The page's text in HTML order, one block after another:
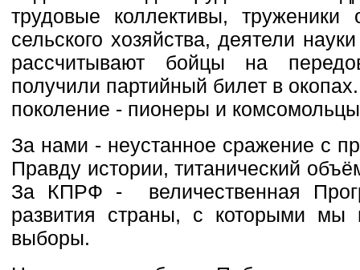
трудовые коллективы,
сельского хозяйства, деятели
рассчитывают бойцы на
получили партийный билет в
поколение - пионеры и
За нами - неустанное сражение с
Правду истории, титанический
За КПРФ - величественная
развития страны, с которыми мы
выборы.